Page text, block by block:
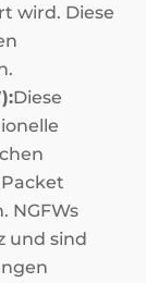
wird. Diese
Diese
NGFWs
und sind